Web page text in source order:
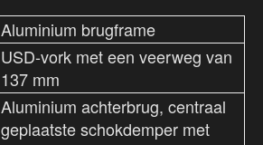
Aluminium brugframe
USD-vork met een veerweg van
137 mm
Aluminium achterbrug, centraal
geplaatste schokdemper met